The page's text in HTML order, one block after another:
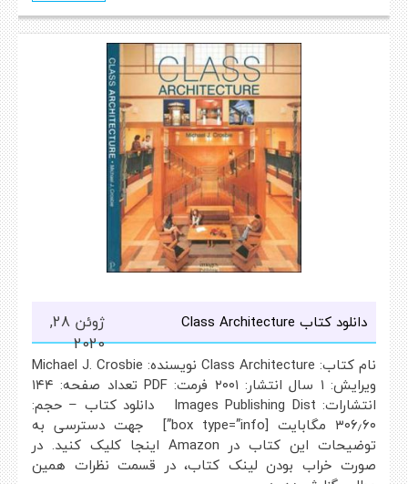
دانلود کتاب Class Architecture
ژوئن 28,
2020
نام کتاب: Class Architecture نویسنده: Michael J. Crosbie
ویرایش: ۱ سال انتشار: ۲۰۰۱ فرمت: PDF تعداد صفحه: ۱۴۴
انتشارات: Images Publishing Dist دانلود کتاب – حجم:
۳۰۶٫۶۰ مگابایت [box type=”info”] جهت دسترسی به
توضیحات این کتاب در Amazon اینجا کلیک کنید. در
صورت خراب بودن لینک کتاب، در قسمت نظرات همین